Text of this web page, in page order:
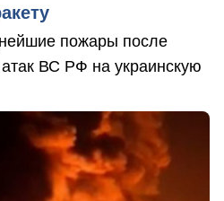
пожары после
ВС РФ на украинскую